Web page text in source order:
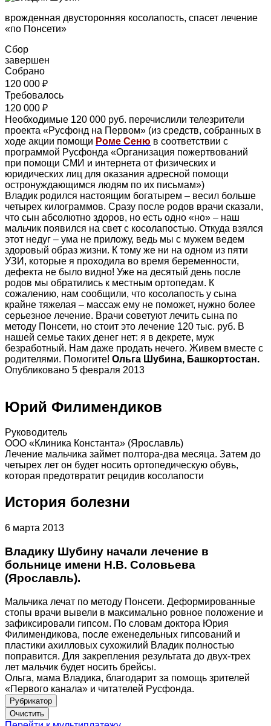
врожденная двусторонняя косолапость, спасет лечение
«по Понсети»
Сбор
завершен
Собрано
120 000 ₽
Требовалось
120 000 ₽
Необходимые 120 000 руб. перечислили телезрители
проекта «Русфонд на Первом» (из средств, собранных в
ходе акции помощи Роме Сеню в соответствии с
программой Русфонда «Организация пожертвований
при помощи СМИ и интернета от физических и
юридических лиц для оказания адресной помощи
остронуждающимся людям по их письмам»)
Владик родился настоящим богатырем – весил больше
четырех килограммов. Сразу после родов врачи сказали,
что сын абсолютно здоров, но есть одно «но» – наш
мальчик появился на свет с косолапостью. Откуда взялся
этот недуг – ума не приложу, ведь мы с мужем ведем
здоровый образ жизни. К тому же ни на одном из пяти
УЗИ, которые я проходила во время беременности,
дефекта не было видно! Уже на десятый день после
родов мы обратились к местным ортопедам. К
сожалению, нам сообщили, что косолапость у сына
крайне тяжелая – массаж ему не поможет, нужно более
серьезное лечение. Врачи советуют лечить сына по
методу Понсети, но стоит это лечение 120 тыс. руб. В
нашей семье таких денег нет: я в декрете, муж
безработный. Нам даже продать нечего. Живем вместе с
родителями. Помогите! Ольга Шубина, Башкортостан.
Опубликовано 5 февраля 2013
Юрий Филимендиков
Руководитель
ООО «Клиника Константа» (Ярославль)
Лечение мальчика займет полтора-два месяца. Затем до
четырех лет он будет носить ортопедическую обувь,
которая предотвратит рецидив косолапости
История болезни
6 марта 2013
Владику Шубину начали лечение в
больнице имени Н.В. Соловьева
(Ярославль).
Мальчика лечат по методу Понсети. Деформированные
стопы врачи вывели в максимально ровное положение и
зафиксировали гипсом. По словам доктора Юрия
Филимендикова, после еженедельных гипсований и
пластики ахилловых сухожилий Владик полностью
поправится. Для закрепления результата до двух-трех
лет мальчик будет носить брейсы.
Ольга, мама Владика, благодарит за помощь зрителей
«Первого канала» и читателей Русфонда.
Рубрикатор